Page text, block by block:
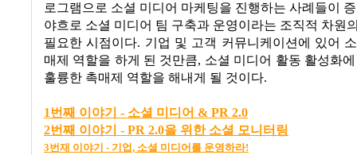
로그램으로 소셜 미디어 마케팅을 진행하는 사례들이
야흐로 소셜 미디어 팀 구축과 운영이라는 조직적 차원
필요한 시점이다. 기업 및 고객 커뮤니케이션에 있어
매제 역할을 하게 된 것만큼, 소셜 미디어 활동 활성화
훌륭한 촉매제 역할을 해내게 될 것이다.
1번째 이야기 - 소셜 미디어 & PR 2.0
2번째 이야기 - PR 2.0을 위한 소셜 모니터링
3번재 이야기 - 기업, 소셜 미디어를 운영하라!